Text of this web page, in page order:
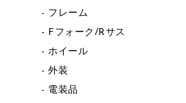
フレーム
Fフォーク/Rサス
ホイール
外装
電装品